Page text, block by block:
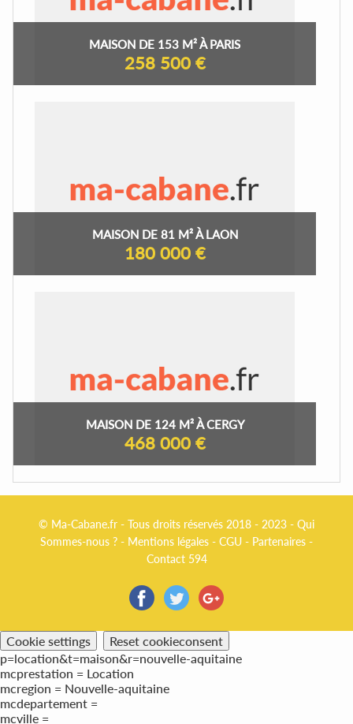
MAISON DE 153 M² À PARIS
258 500 €
MAISON DE 81 M² À LAON
180 000 €
MAISON DE 124 M² À CERGY
468 000 €
© Ma-Cabane.fr - Tous droits réservés 2018 - 2023 - Qui
Sommes-nous ? - Mentions légales - CGU - Partenaires -
Contact 594
Cookie settings
Reset cookieconsent
p=location&t=maison&r=nouvelle-aquitaine
mcprestation = Location
mcregion = Nouvelle-aquitaine
mcdepartement =
mcville =